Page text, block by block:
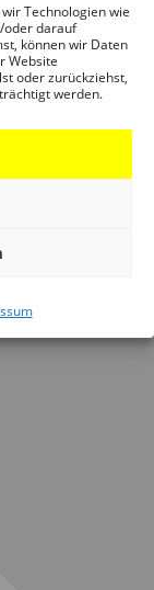
Technologien wie
oder darauf
können wir Daten
Website
oder zurückziehst,
werden.